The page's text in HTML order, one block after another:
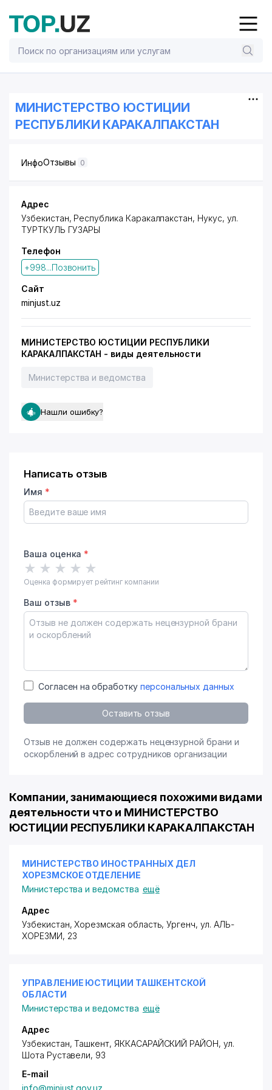
МИНИСТЕРСТВО ЮСТИЦИИ
РЕСПУБЛИКИ КАРАКАЛПАКСТАН
ИнфоОтзывы 0
Адрес
Узбекистан, Республика Каракалпакстан, Нукус, ул.
ТУРТКУЛЬ ГУЗАРЫ
Телефон
+998...Позвонить
Сайт
minjust.uz
МИНИСТЕРСТВО ЮСТИЦИИ РЕСПУБЛИКИ
КАРАКАЛПАКСТАН - виды деятельности
Министерства и ведомства
Нашли ошибку?
Написать отзыв
Имя *
Ваша оценка *
★ ★ ★ ★ ★
Оценка формирует рейтинг компании
Ваш отзыв *
Согласен на обработку персональных данных
Оставить отзыв
Отзыв не должен содержать нецензурной брани и
оскорблений в адрес сотрудников организации
Компании, занимающиеся похожими видами
деятельности что и МИНИСТЕРСТВО
ЮСТИЦИИ РЕСПУБЛИКИ КАРАКАЛПАКСТАН
МИНИСТЕРСТВО ИНОСТРАННЫХ ДЕЛ
ХОРЕЗМСКОЕ ОТДЕЛЕНИЕ
Министерства и ведомства ещё
Адрес
Узбекистан, Хорезмская область, Ургенч, ул. АЛЬ-
ХОРЕЗМИ, 23
УПРАВЛЕНИЕ ЮСТИЦИИ ТАШКЕНТСКОЙ
ОБЛАСТИ
Министерства и ведомства ещё
Адрес
Узбекистан, Ташкент, ЯККАСАРАЙСКИЙ РАЙОН, ул.
Шота Руставели, 93
E-mail
info@minjust.gov.uz